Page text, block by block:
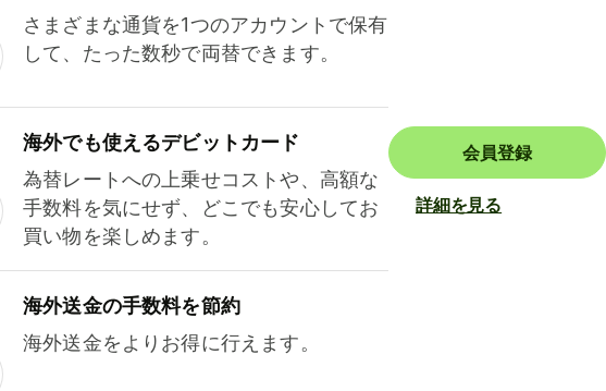
さまざまな通貨を1つのアカウントで保有
して、たった数秒で両替できます。
海外でも使えるデビットカード
為替レートへの上乗せコストや、高額な
手数料を気にせず、どこでも安心してお
買い物を楽しめます。
海外送金の手数料を節約
海外送金をよりお得に行えます。
会員登録
詳細を見る